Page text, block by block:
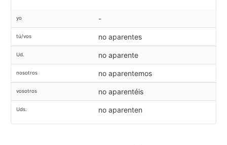
yo -
tú/vos no aparentes
Ud. no aparente
nosotros no aparentemos
vosotros no aparentéis
Uds. no aparenten